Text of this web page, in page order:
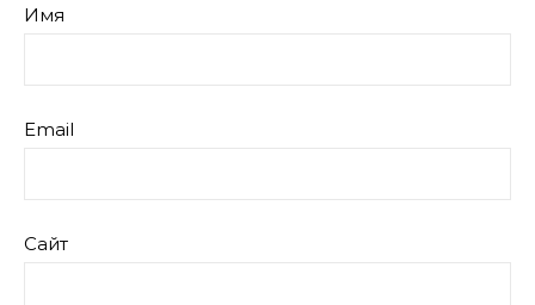
Имя
Email
Сайт